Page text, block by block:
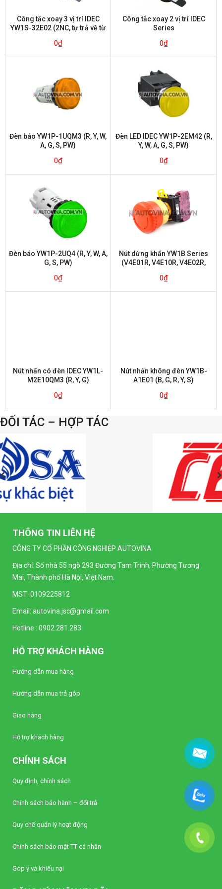
Công tắc xoay 3 vị trí IDEC
YW1S-32E02 (2NC, tự trả về từ
0₫
Công tắc xoay 2 vị trí IDEC
Series
0₫
Đèn báo YW1P-1UQM3 (R, Y, W,
A, G, S, PW)
0₫
Đèn LED IDEC YW1P-2EM42 (R,
Y, W, A, G, S, PW)
0₫
Đèn báo YW1P-2UQ4 (R, Y, W, A,
G, S, PW)
0₫
Nút dừng khẩn YW1B Series
(V4E01R, V4E10R, V4E02R,
0₫
Nút nhấn có đèn IDEC YW1L-
M2E10QM3 (R, Y, G)
0₫
Nút nhấn không đèn YW1B-
A1E01 (B, G, R, Y, S)
0₫
ĐỐI TÁC – HỢP TÁC
THÔNG TIN LIÊN HỆ
CÔNG TY CỔ PHẦN CÔNG NGHIỆP AUTOVINA
Địa chỉ: Số nhà 55 ngõ 293 Đường Tam Trinh, Phường Tương
Mai, Thành phố Hà Nội, Việt Nam.
MST: 0109225812
Email: autovina.jsc@gmail.com
Hotline : 0902.281.283
HỖ TRỢ KHÁCH HÀNG
Hướng dẫn mua hàng
Hướng dẫn mua trả góp
Giao hàng
Hỗ trợ khách hàng
CHÍNH SÁCH
Quy định, chính sách
Chính sách bảo hành – đổi trả
Quy chế quản lý hoạt động
Chính sách bảo mật TT cá nhân
Góp ý và khiếu nại